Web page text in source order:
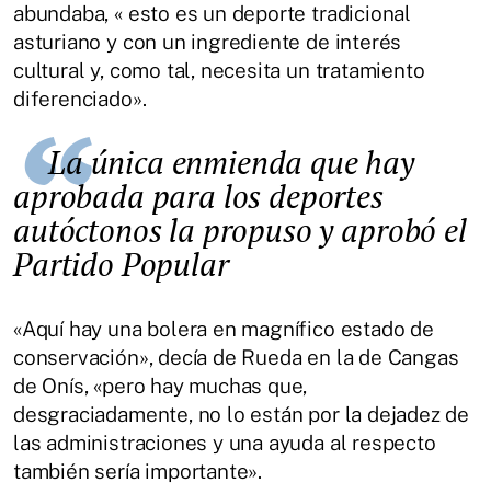
abundaba, « esto es un deporte tradicional
asturiano y con un ingrediente de interés
cultural y, como tal, necesita un tratamiento
diferenciado».
La única enmienda que hay
aprobada para los deportes
autóctonos la propuso y aprobó el
Partido Popular
«Aquí hay una bolera en magnífico estado de
conservación», decía de Rueda en la de Cangas
de Onís, «pero hay muchas que,
desgraciadamente, no lo están por la dejadez de
las administraciones y una ayuda al respecto
también sería importante».